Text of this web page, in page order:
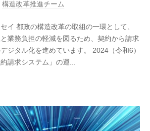
構造改革推進チーム
イ 都政の構造改革の取組の一環として、
業務負担の軽減を図るため、契約から請求
ジタル化を進めています。 2024（令和6）
請求システム」の運...